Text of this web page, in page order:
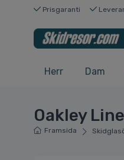
Prisgaranti
Herr Dam
Oakley
Framsida